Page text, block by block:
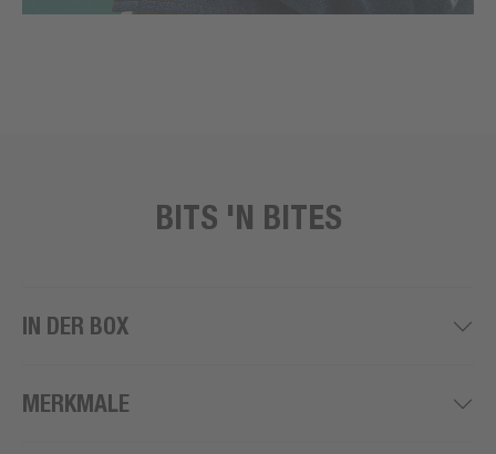
BITS 'N BITES
IN DER BOX
MERKMALE